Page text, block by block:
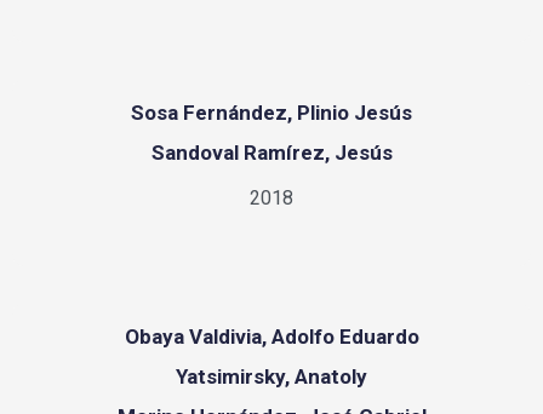
Sosa Fernández, Plinio Jesús
Sandoval Ramírez, Jesús
2018
Obaya Valdivia, Adolfo Eduardo
Yatsimirsky, Anatoly